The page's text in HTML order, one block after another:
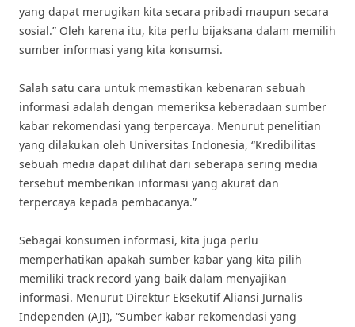
yang dapat merugikan kita secara pribadi maupun secara
sosial.” Oleh karena itu, kita perlu bijaksana dalam memilih
sumber informasi yang kita konsumsi.
Salah satu cara untuk memastikan kebenaran sebuah
informasi adalah dengan memeriksa keberadaan sumber
kabar rekomendasi yang terpercaya. Menurut penelitian
yang dilakukan oleh Universitas Indonesia, “Kredibilitas
sebuah media dapat dilihat dari seberapa sering media
tersebut memberikan informasi yang akurat dan
terpercaya kepada pembacanya.”
Sebagai konsumen informasi, kita juga perlu
memperhatikan apakah sumber kabar yang kita pilih
memiliki track record yang baik dalam menyajikan
informasi. Menurut Direktur Eksekutif Aliansi Jurnalis
Independen (AJI), “Sumber kabar rekomendasi yang